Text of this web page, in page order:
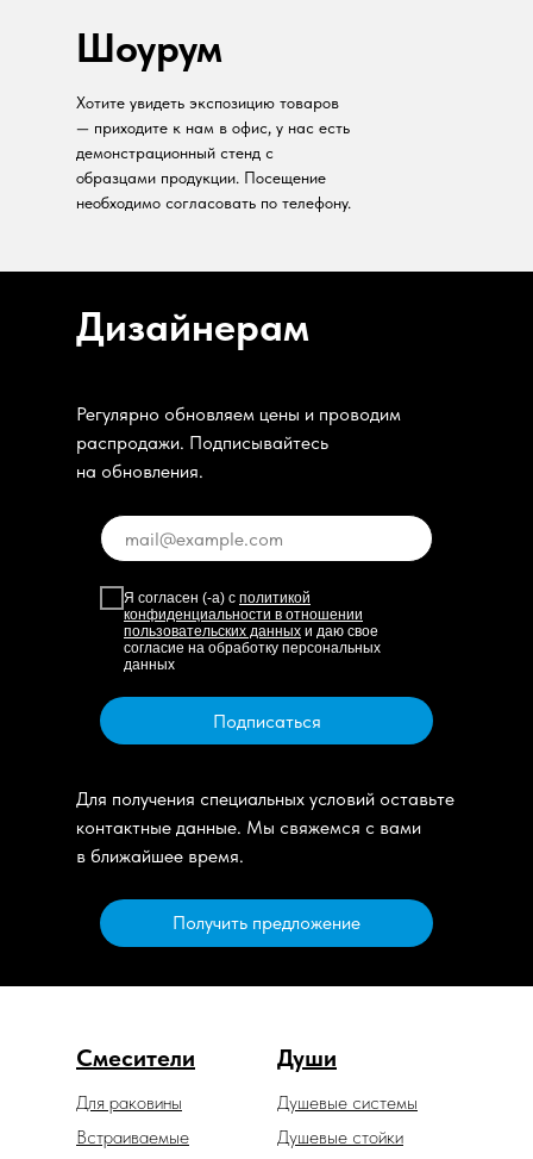
Шоурум
Хотите увидеть экспозицию товаров
— приходите к нам в офис, у нас есть
демонстрационный стенд с
образцами продукции. Посещение
необходимо согласовать по телефону.
Дизайнерам
Регулярно обновляем цены и проводим
распродажи. Подписывайтесь
на обновления.
Я согласен (-а) с политикой
конфиденциальности в отношении
пользовательских данных и даю свое
согласие на обработку персональных
данных
Подписаться
Для получения специальных условий оставьте
контактные данные. Мы свяжемся с вами
в ближайшее время.
Получить предложение
Смесители Души
Душевые системы
Встраиваемые
Для раковины
Душевые стойки